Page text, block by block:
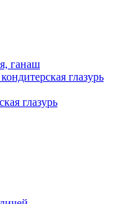
ганаш
глазурь
глазурь